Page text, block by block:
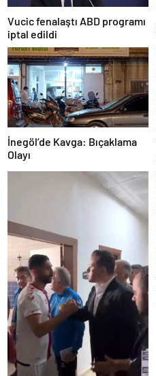
Vucic fenalaştı ABD programı
iptal edildi
İnegöl’de Kavga: Bıçaklama
Olayı